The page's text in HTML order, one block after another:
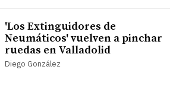
'Los Extinguidores de
Neumáticos' vuelven a pinchar
ruedas en Valladolid
Diego González